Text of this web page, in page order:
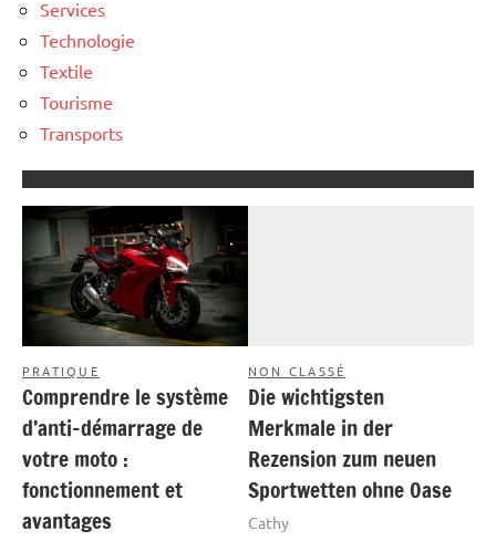
Services
Technologie
Textile
Tourisme
Transports
PRATIQUE
Comprendre le système
d’anti-démarrage de
votre moto :
fonctionnement et
avantages
NON CLASSÉ
Die wichtigsten
Merkmale in der
Rezension zum neuen
Sportwetten ohne Oase
Cathy